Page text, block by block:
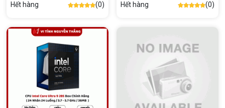
Hết hàng (0) Hết hàng (0)